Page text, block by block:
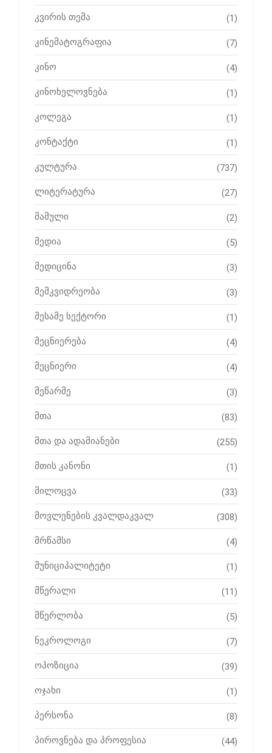
კვირის თემა (1)
კინემატოგრაფია (7)
კინო (4)
კინოხელოვნება (1)
კოლეგა (1)
კონტაქტი (1)
კულტურა (737)
ლიტერატურა (27)
მამული (2)
მედია (5)
მედიცინა (3)
მემკვიდრეობა (3)
მესამე სექტორი (1)
მეცნიერება (4)
მეცნიერი (4)
მეწარმე (3)
მთა (83)
მთა და ადამიანები (255)
მთის კანონი (1)
მილოცვა (33)
მოვლენების კვალდაკვალ (308)
მრწამსი (4)
მუნიციპალიტეტი (1)
მწერალი (11)
მწერლობა (5)
ნეკროლოგი (7)
ოპოზიცია (39)
ოჯახი (1)
პერსონა (8)
პიროვნება და პროფესია (44)